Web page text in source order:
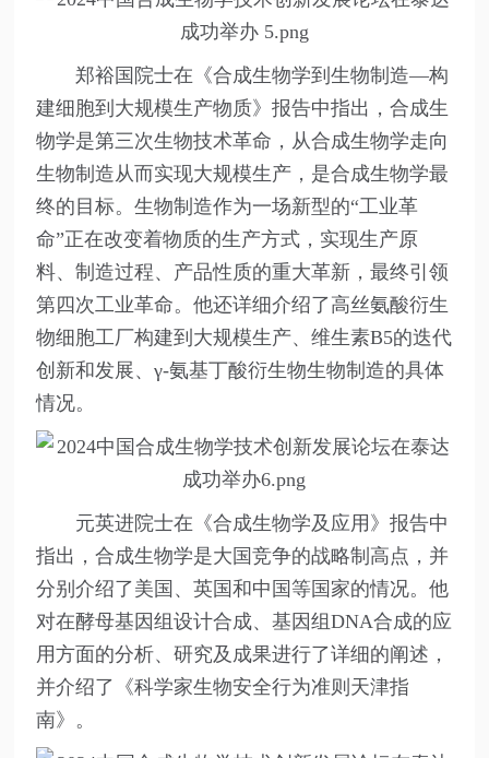
郑裕国院士在《合成生物学到生物制造—构
建细胞到大规模生产物质》报告中指出，合成生
物学是第三次生物技术革命，从合成生物学走向
生物制造从而实现大规模生产，是合成生物学最
终的目标。生物制造作为一场新型的“工业革
命”正在改变着物质的生产方式，实现生产原
料、制造过程、产品性质的重大革新，最终引领
第四次工业革命。他还详细介绍了高丝氨酸衍生
物细胞工厂构建到大规模生产、维生素B5的迭代
创新和发展、γ-氨基丁酸衍生物生物制造的具体
情况。
元英进院士在《合成生物学及应用》报告中
指出，合成生物学是大国竞争的战略制高点，并
分别介绍了美国、英国和中国等国家的情况。他
对在酵母基因组设计合成、基因组DNA合成的应
用方面的分析、研究及成果进行了详细的阐述，
并介绍了《科学家生物安全行为准则天津指
南》。